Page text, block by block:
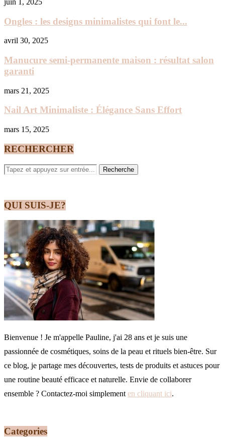
Ongles : les designs minimalistes qui font le...
avril 30, 2025
Manucure semi-permanente maison : résultat salon
garanti
mars 21, 2025
Nail Art Minimaliste : Élégance Sans Effort
mars 15, 2025
RECHERCHER
QUI SUIS-JE?
Bienvenue ! Je m'appelle Pauline, j'ai 28 ans et je suis une
passionnée de cosmétiques, soins de la peau et rituels bien-être. Sur
ce blog, je partage mes découvertes, tests de produits et astuces pour
une routine beauté efficace et naturelle. Envie de collaborer
ensemble ? Contactez-moi simplement en cliquant ici.
Categories